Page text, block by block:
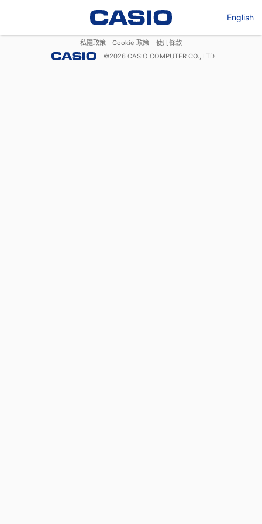
English
私隱政策 Cookie 政策
使用條款
©2026 CASIO COMPUTER CO., LTD.